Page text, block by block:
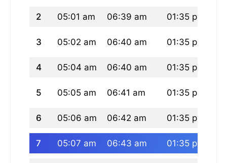
2 05:01 am 06:39 am 01:35 pm
3 05:02 am 06:40 am 01:35 pm
4 05:04 am 06:40 am 01:35 pm
5 05:05 am 06:41 am 01:35 pm
6 05:06 am 06:42 am 01:35 pm
7 05:07 am 06:43 am 01:35 pm